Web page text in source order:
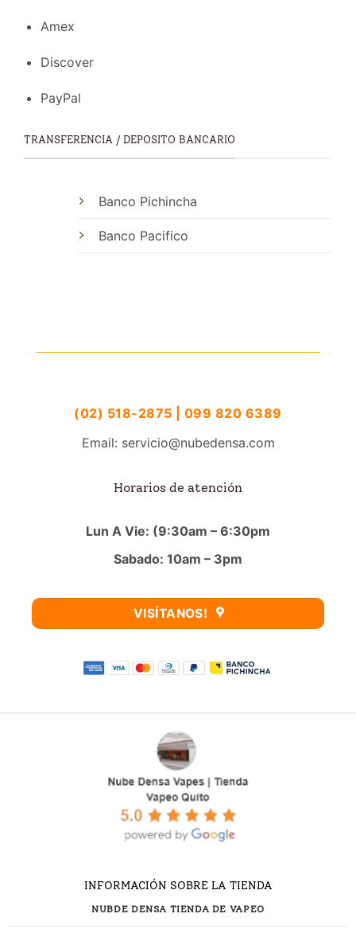
Amex
Discover
PayPal
TRANSFERENCIA / DEPOSITO BANCARIO
Banco Pichincha
Banco Pacifico
INFORMACIÓN SOBRE LA TIENDA
NUBDE DENSA TIENDA DE VAPEO
(02) 518-2875 | 099 820 6389
Email: servicio@nubedensa.com
Horarios de atención
Lun A Vie: (9:30am – 6:30pm
Sabado: 10am – 3pm
VISÍTANOS!